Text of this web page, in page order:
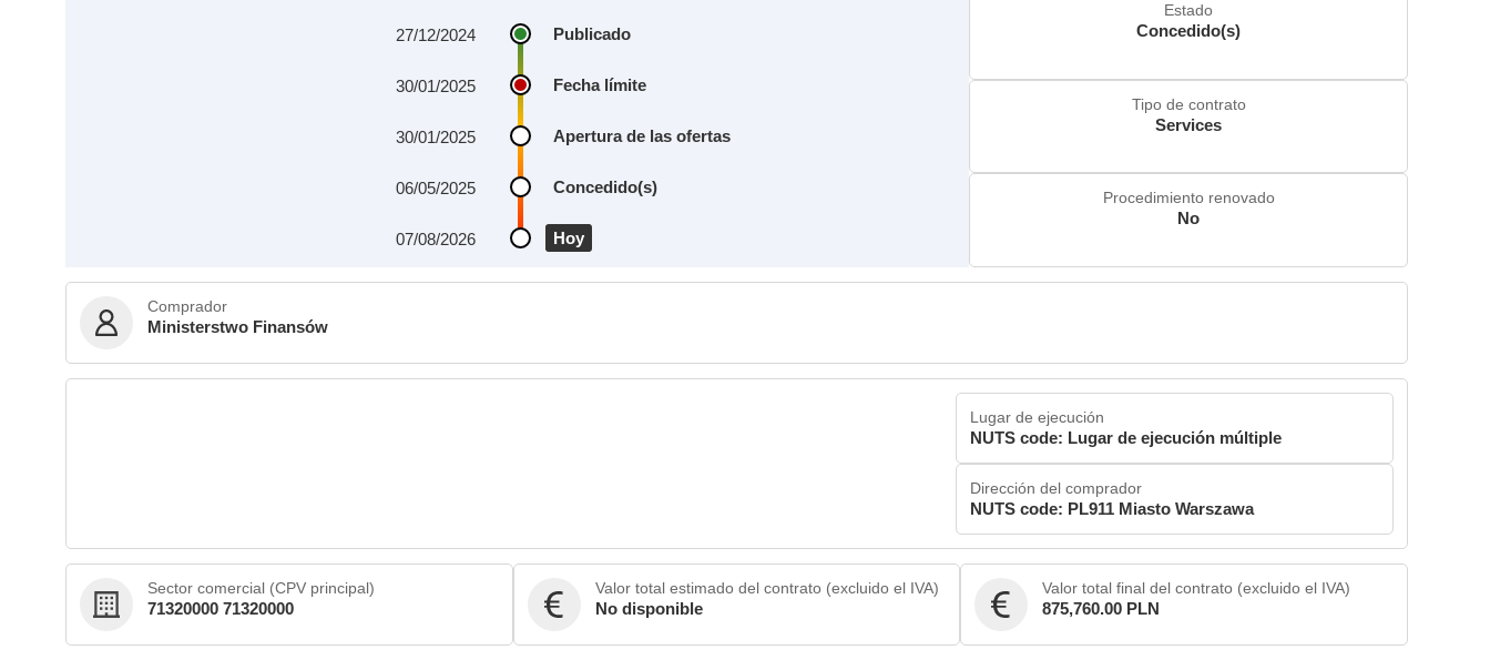
Publicado
27/12/2024
Fecha límite
30/01/2025
Apertura de las ofertas
30/01/2025
Concedido(s)
06/05/2025
Hoy
07/08/2026
Estado
Concedido(s)
Tipo de contrato
Services
Procedimiento renovado
No
Comprador
Ministerstwo Finansów
Lugar de ejecución
NUTS code: Lugar de ejecución múltiple
Dirección del comprador
NUTS code: PL911 Miasto Warszawa
Sector comercial (CPV principal)
71320000 71320000
Valor total estimado del contrato (excluido el IVA)
No disponible
Valor total final del contrato (excluido el IVA)
875,760.00 PLN